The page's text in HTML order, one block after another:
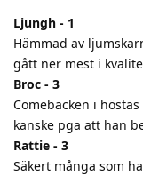
Ljungh - 1
Hämmad av
gått ner mest i
Broc - 3
Comebacken i
kanske pga att han
Rattie - 3
Säkert många som